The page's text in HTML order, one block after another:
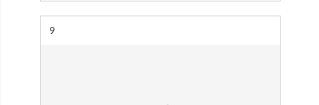
Résultat n°
9